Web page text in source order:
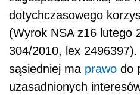
dotychczasowego
(Wyrok NSA z16 lutego
304/2010, lex 2496397).
sąsiedniej ma prawo do
uzasadnionych